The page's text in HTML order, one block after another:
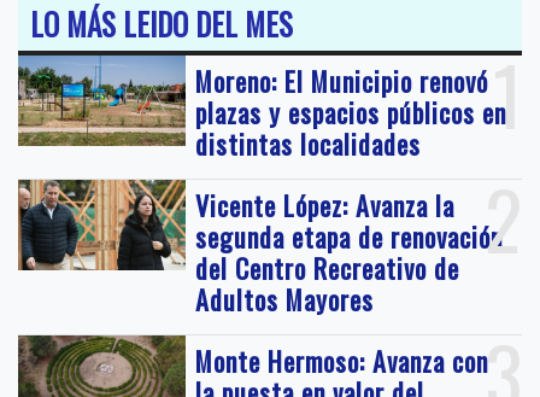
LO MÁS LEIDO DEL MES
1
Moreno: El Municipio renovó
plazas y espacios públicos en
distintas localidades
2
Vicente López: Avanza la
segunda etapa de renovación
del Centro Recreativo de
Adultos Mayores
Monte Hermoso: Avanza con